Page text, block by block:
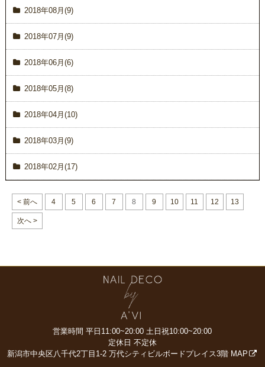
2018年08月(9)
2018年07月(9)
2018年06月(6)
2018年05月(8)
2018年04月(10)
2018年03月(9)
2018年02月(17)
< 前へ 4 5 6 7 8 9 10 11 12 13
次へ >
営業時間 平日11:00~20:00 土日祝10:00~20:00
定休日 不定休
新潟市中央区八千代2丁目1-2万代シティビルボードプレイス3階 MAP